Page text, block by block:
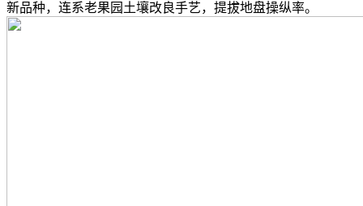
新品种，连系老果园土壤改良手艺，提拔地盘操纵率。